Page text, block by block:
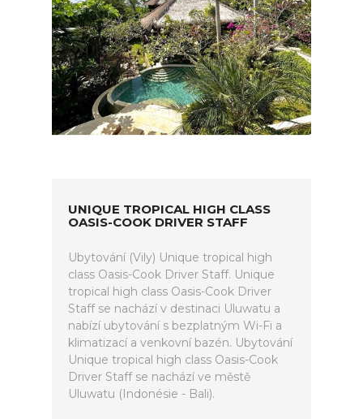
UNIQUE TROPICAL HIGH CLASS
OASIS-COOK DRIVER STAFF
Ubytování (Vily) Unique tropical high
class Oasis-Cook Driver Staff. Unique
tropical high class Oasis-Cook Driver
Staff se nachází v destinaci Uluwatu a
nabízí ubytování s bezplatným Wi-Fi a
klimatizací a venkovní bazén. Ubytování
Unique tropical high class Oasis-Cook
Driver Staff se nachází ve městě
Uluwatu (Indonésie - Bali).